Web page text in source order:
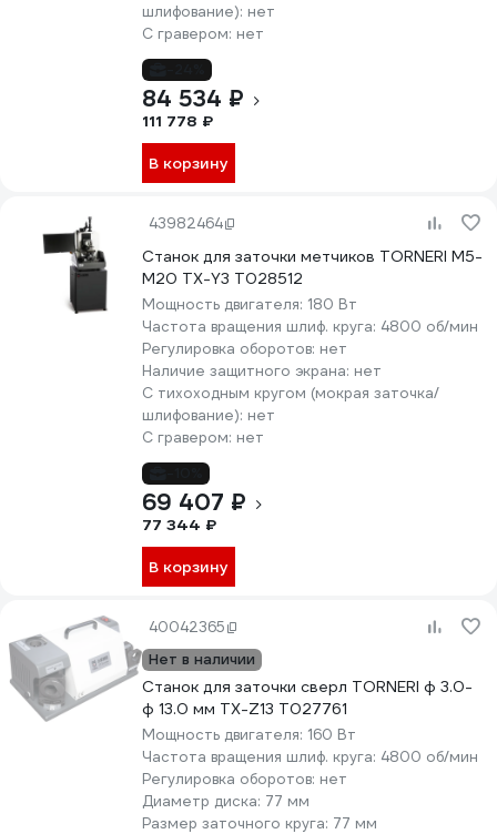
шлифование): нет
С гравером: нет
84 534 ₽
111 778 ₽
В корзину
43982464
Станок для заточки метчиков TORNERI М5-
М20 TX-Y3 Т028512
Мощность двигателя: 180 Вт
Частота вращения шлиф. круга: 4800 об/мин
Регулировка оборотов: нет
Наличие защитного экрана: нет
С тихоходным кругом (мокрая заточка/
шлифование): нет
С гравером: нет
69 407 ₽
77 344 ₽
В корзину
40042365
Нет в наличии
Станок для заточки сверл TORNERI ф 3.0-
ф 13.0 мм TX-Z13 Т027761
Мощность двигателя: 160 Вт
Частота вращения шлиф. круга: 4800 об/мин
Регулировка оборотов: нет
Диаметр диска: 77 мм
Размер заточного круга: 77 мм